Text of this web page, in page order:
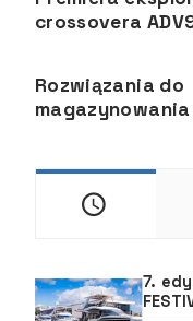
crossovera
Düsseldorfie
Rozwiązania do
7.